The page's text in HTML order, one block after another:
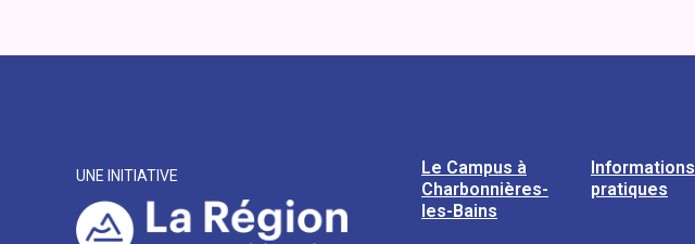
UNE INITIATIVE
Le Campus à
Charbonnières-
les-Bains
Informations
pratiques